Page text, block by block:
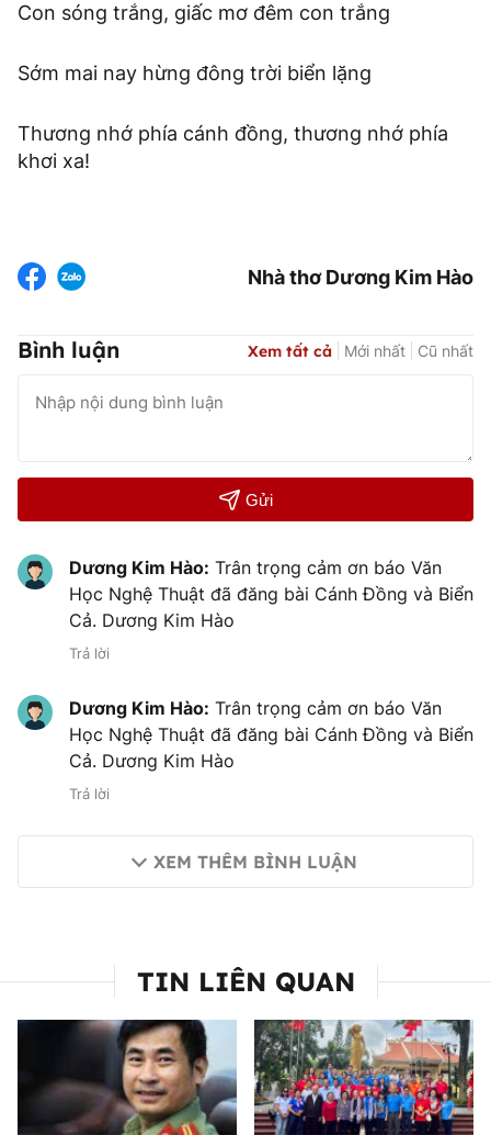
Con sóng trắng, giấc mơ đêm con trắng
Sớm mai nay hừng đông trời biển lặng
Thương nhớ phía cánh đồng, thương nhớ phía
khơi xa!
Nhà thơ Dương Kim Hào
Bình luận Xem tất cả Mới nhất Cũ nhất
Gửi
Dương Kim Hào: Trân trọng cảm ơn báo Văn
Học Nghệ Thuật đã đăng bài Cánh Đồng và Biển
Cả. Dương Kim Hào
Trả lời
Dương Kim Hào: Trân trọng cảm ơn báo Văn
Học Nghệ Thuật đã đăng bài Cánh Đồng và Biển
Cả. Dương Kim Hào
Trả lời
XEM THÊM BÌNH LUẬN
TIN LIÊN QUAN